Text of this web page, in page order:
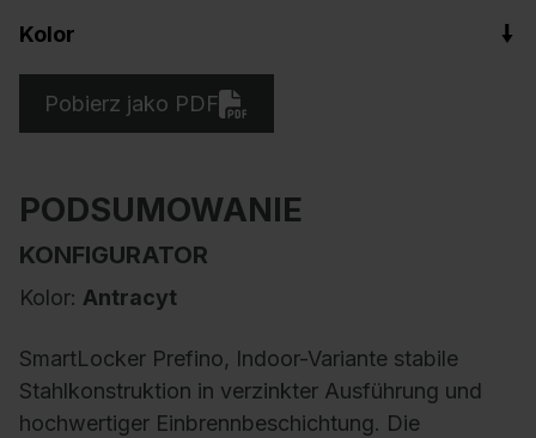
Kolor
Pobierz jako PDF
PODSUMOWANIE
KONFIGURATOR
Kolor: Antracyt
SmartLocker Prefino, Indoor-Variante stabile
Stahlkonstruktion in verzinkter Ausführung und
hochwertiger Einbrennbeschichtung. Die